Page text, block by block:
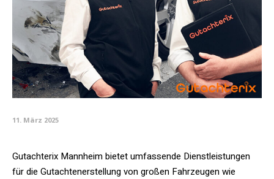
11. März 2025
Gutachterix Mannheim bietet umfassende Dienstleistungen
für die Gutachtenerstellung von großen Fahrzeugen wie